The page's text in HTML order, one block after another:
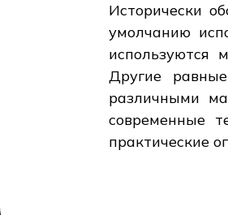
Исторически
умолчанию
используются
Другие
различными
современные
практические